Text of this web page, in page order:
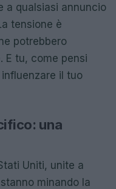
a qualsiasi annuncio
tensione è
potrebbero
E tu, come pensi
il tuo
una
Uniti, unite a
minando la